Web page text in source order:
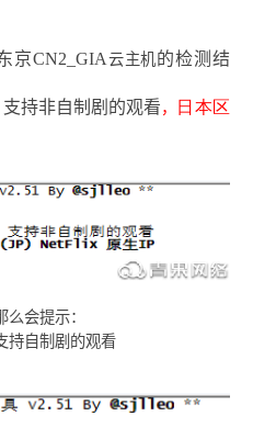
京CN2_GIA云主机的检测结
支持非自制剧的观看，
日本区
么会提示：
持自制剧的观看